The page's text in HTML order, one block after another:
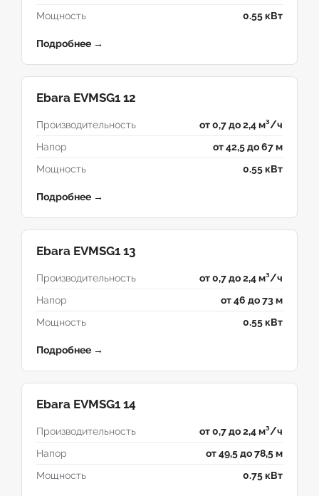
Мощность
0.55 кВт
Подробнее →
Ebara EVMSG1 12
Производительность
от 0,7 до 2,4 м³/ч
Напор
от 42,5 до 67 м
Мощность
0.55 кВт
Подробнее →
Ebara EVMSG1 13
Производительность
от 0,7 до 2,4 м³/ч
Напор
от 46 до 73 м
Мощность
0.55 кВт
Подробнее →
Ebara EVMSG1 14
Производительность
от 0,7 до 2,4 м³/ч
Напор
от 49,5 до 78,5 м
Мощность
0.75 кВт